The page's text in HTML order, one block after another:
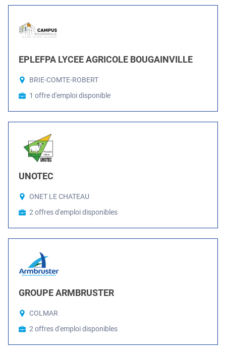
EPLEFPA LYCEE AGRICOLE BOUGAINVILLE
BRIE-COMTE-ROBERT
1 offre d'emploi disponible
UNOTEC
ONET LE CHATEAU
2 offres d'emploi disponibles
GROUPE ARMBRUSTER
COLMAR
2 offres d'emploi disponibles